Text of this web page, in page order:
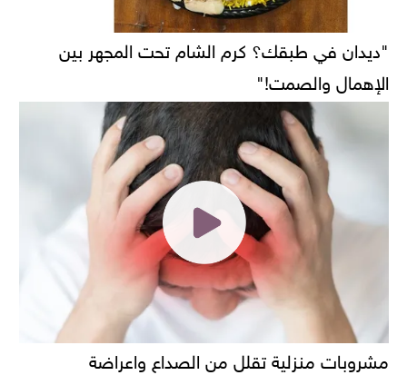
"ديدان في طبقك؟ كرم الشام تحت المجهر بين
الإهمال والصمت!"
مشروبات منزلية تقلل من الصداع واعراضة